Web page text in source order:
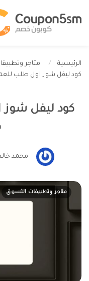
الرئيسية
متاجر
كود ليفل شوز اول طلب
كود ليفل شوز
محمد
متاجر وتطبيقات التسوق